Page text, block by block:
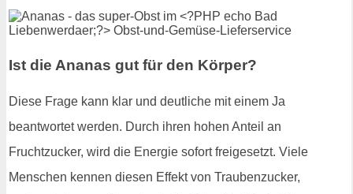
Ist die Ananas gut für den Körper?
Diese Frage kann klar und deutliche mit einem Ja
beantwortet werden. Durch ihren hohen Anteil an
Fruchtzucker, wird die Energie sofort freigesetzt. Viele
Menschen kennen diesen Effekt von Traubenzucker,